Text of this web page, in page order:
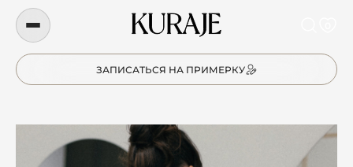
ЗАПИСАТЬСЯ НА ПРИМЕРКУ